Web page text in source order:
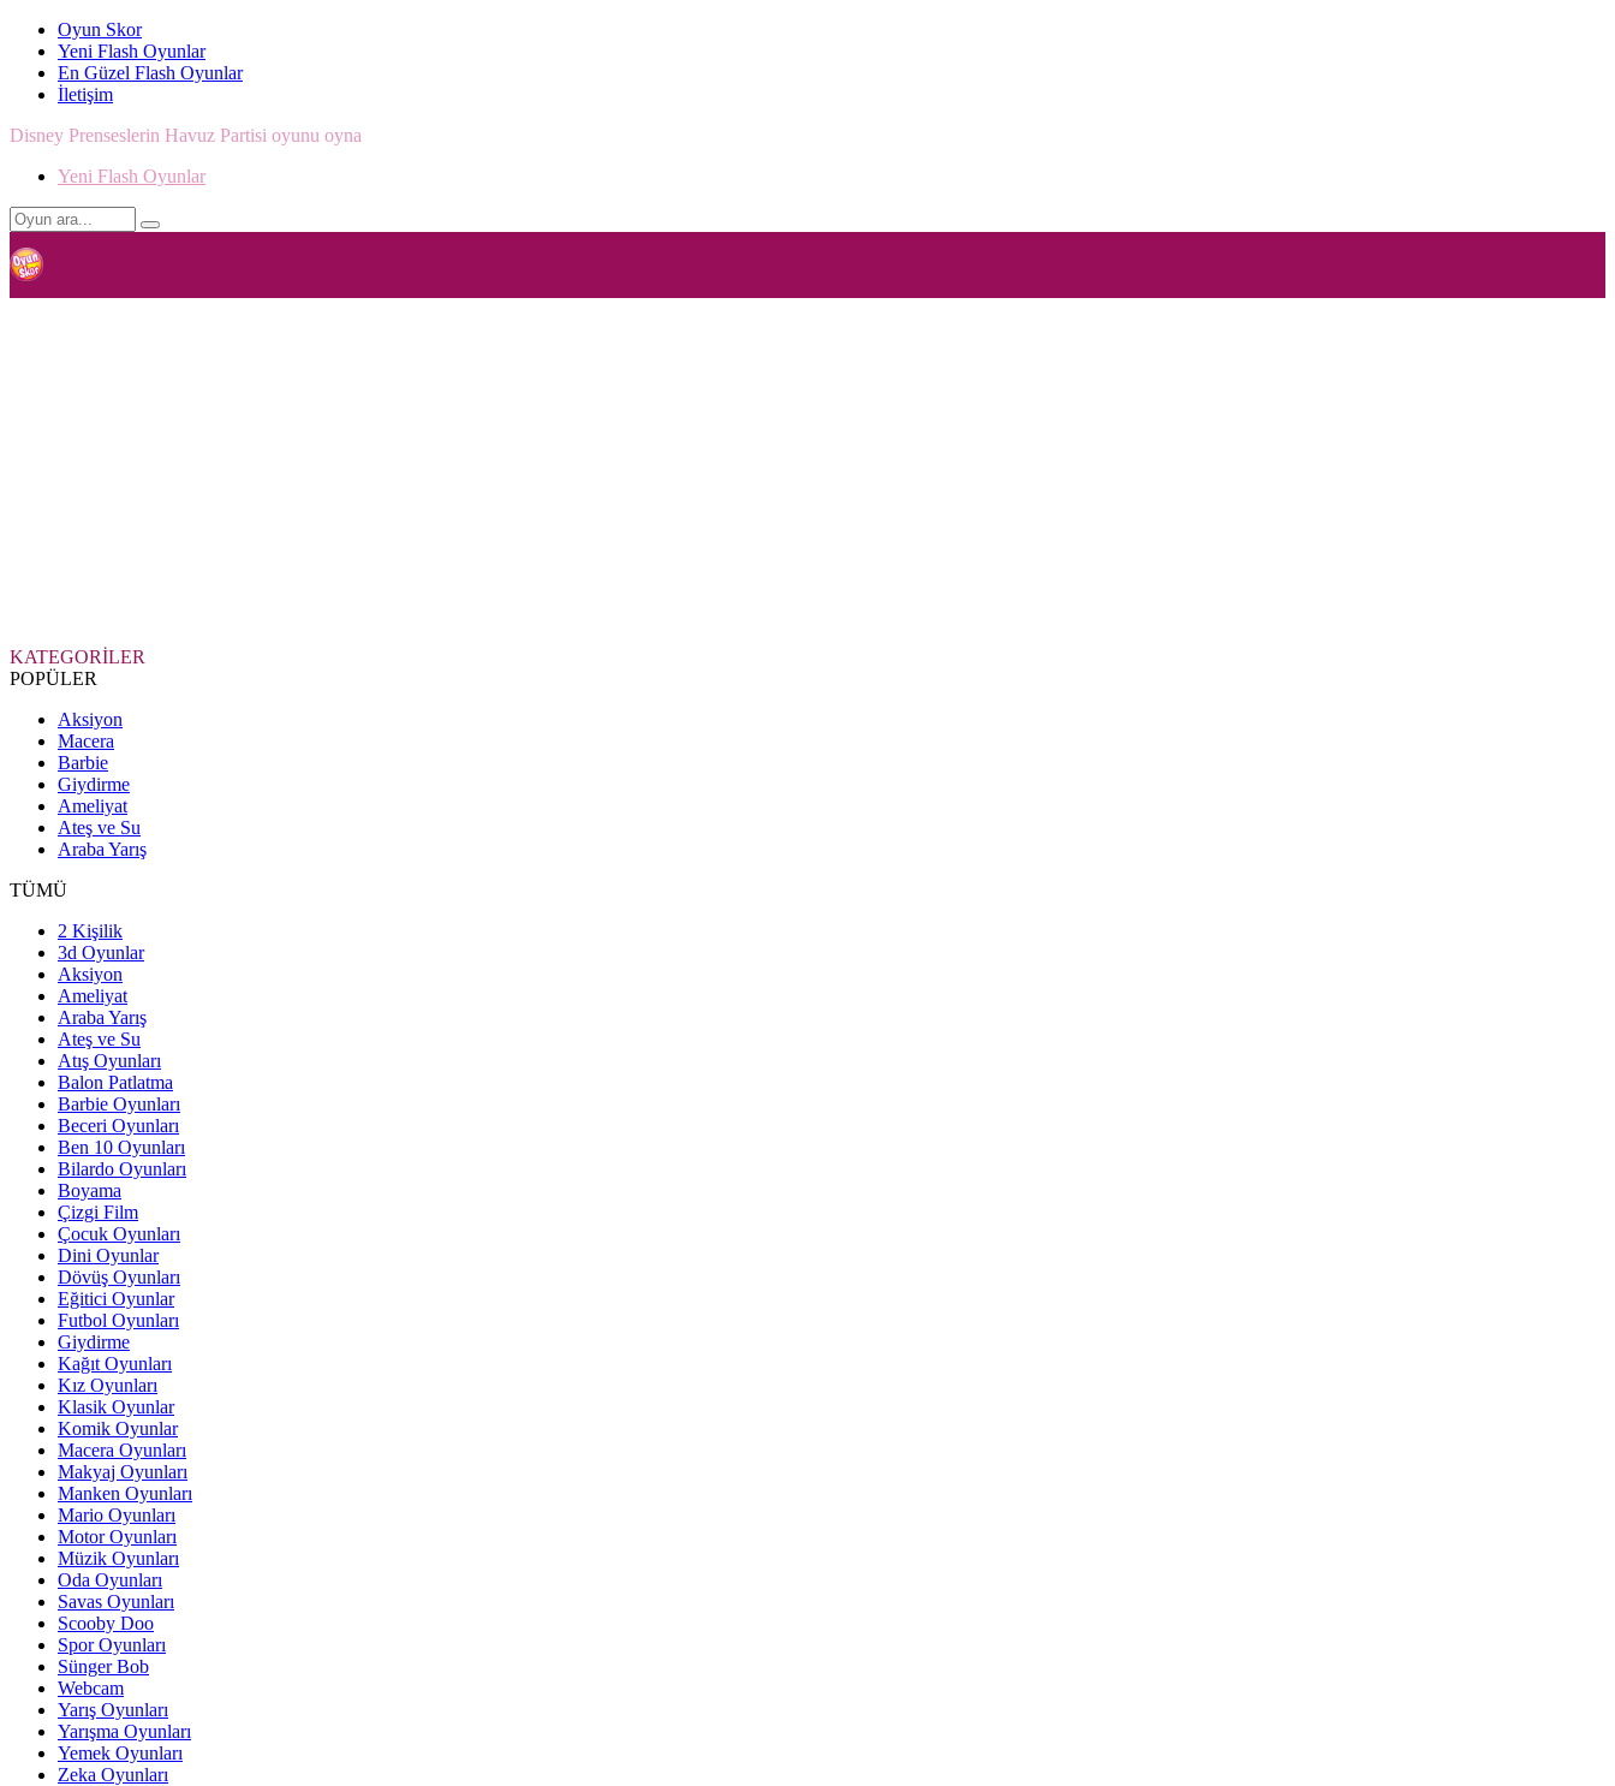
Oyun Skor
Yeni Flash Oyunlar
En Güzel Flash Oyunlar
İletişim
Disney Prenseslerin Havuz Partisi oyunu oyna
Yeni Flash Oyunlar
KATEGORİLER
POPÜLER
Aksiyon
Macera
Barbie
Giydirme
Ameliyat
Ateş ve Su
Araba Yarış
TÜMÜ
2 Kişilik
3d Oyunlar
Aksiyon
Ameliyat
Araba Yarış
Ateş ve Su
Atış Oyunları
Balon Patlatma
Barbie Oyunları
Beceri Oyunları
Ben 10 Oyunları
Bilardo Oyunları
Boyama
Çizgi Film
Çocuk Oyunları
Dini Oyunlar
Dövüş Oyunları
Eğitici Oyunlar
Futbol Oyunları
Giydirme
Kağıt Oyunları
Kız Oyunları
Klasik Oyunlar
Komik Oyunlar
Macera Oyunları
Makyaj Oyunları
Manken Oyunları
Mario Oyunları
Motor Oyunları
Müzik Oyunları
Oda Oyunları
Savas Oyunları
Scooby Doo
Spor Oyunları
Sünger Bob
Webcam
Yarış Oyunları
Yarışma Oyunları
Yemek Oyunları
Zeka Oyunları